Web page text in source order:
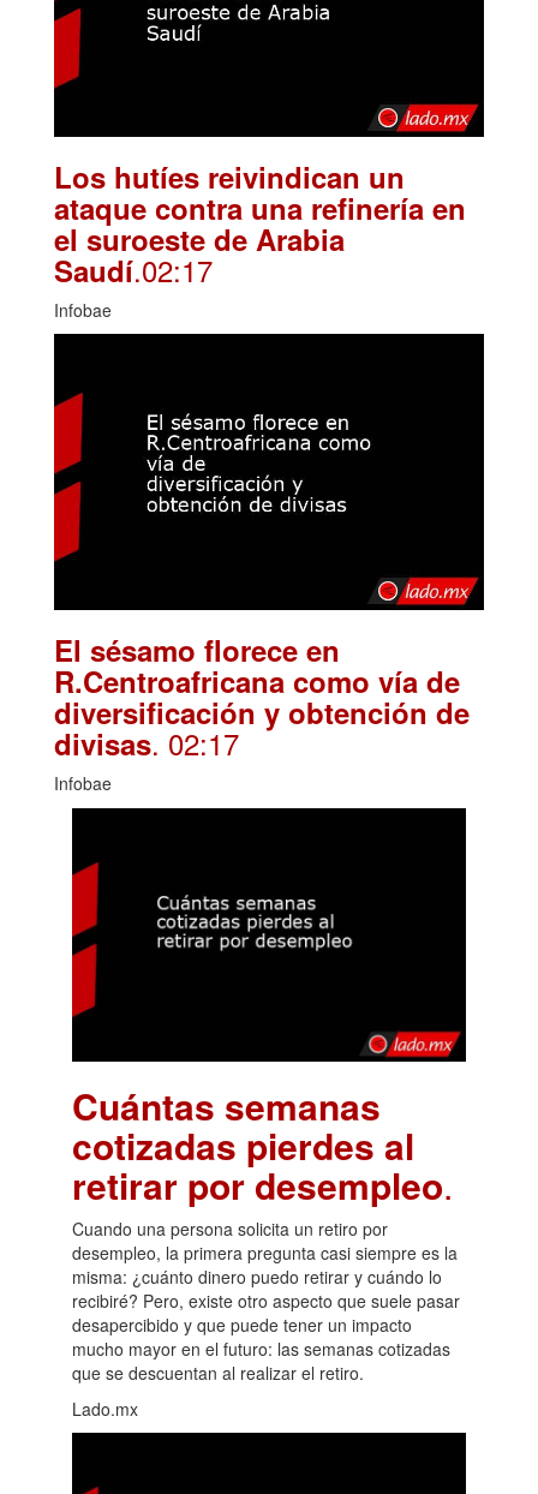
Los hutíes reivindican un
ataque contra una refinería en
el suroeste de Arabia
Saudí.02:17
Infobae
El sésamo florece en
R.Centroafricana como vía de
diversificación y obtención de
divisas. 02:17
Infobae
Cuántas semanas
cotizadas pierdes al
retirar por desempleo.
Cuando una persona solicita un retiro por
desempleo, la primera pregunta casi siempre es la
misma: ¿cuánto dinero puedo retirar y cuándo lo
recibiré? Pero, existe otro aspecto que suele pasar
desapercibido y que puede tener un impacto
mucho mayor en el futuro: las semanas cotizadas
que se descuentan al realizar el retiro.
Lado.mx